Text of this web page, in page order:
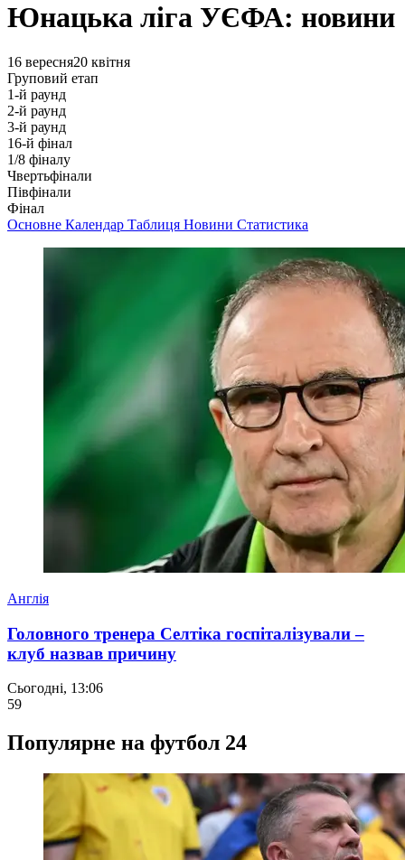
Юнацька ліга УЄФА: новини
16 вересня20 квітня
Груповий етап
1-й раунд
2-й раунд
3-й раунд
16-й фінал
1/8 фіналу
Чвертьфінали
Півфінали
Фінал
Основне Календар Таблиця Новини Статистика
Англія
Головного тренера Селтіка госпіталізували –
клуб назвав причину
Сьогодні, 13:06
59
Популярне на футбол 24